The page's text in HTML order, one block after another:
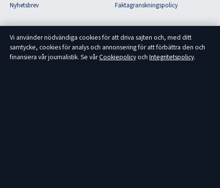
Nyhetsbrev
RSS-flöde
Faktagranskningspolicy
Integritetspolicy
Vi använder nödvändiga cookies för att driva sajten och, med ditt
samtycke, cookies för analys och annonsering för att förbättra den och
finansiera vår journalistik. Se vårCookiepolicyoch Integritetspolicy.